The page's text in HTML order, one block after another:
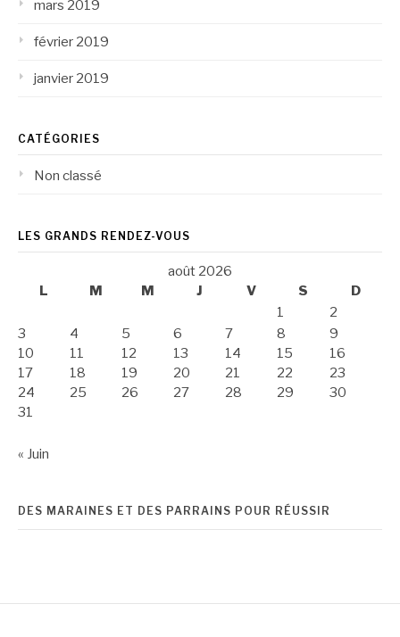
mars 2019
février 2019
janvier 2019
CATÉGORIES
Non classé
LES GRANDS RENDEZ-VOUS
août 2026
L
M M J V S
D
1
2
3
4 5 6 7 8
9
10
11 12 13 14 15
16
17
18 19 20 21 22
23
24
25 26 27 28 29
30
31
« Juin
DES MARAINES ET DES PARRAINS POUR RÉUSSIR